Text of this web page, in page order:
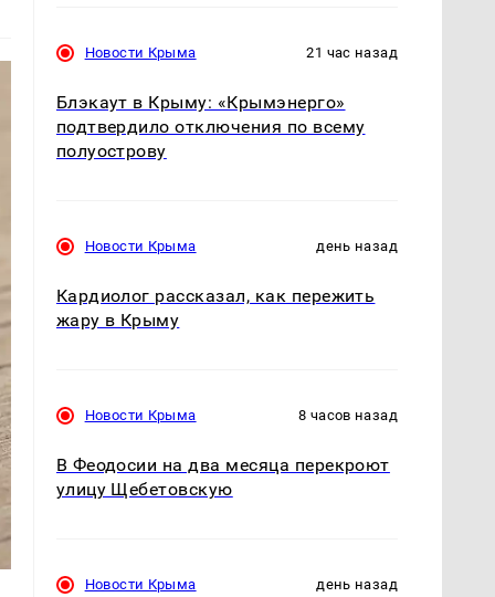
Новости Крыма 21 час назад
Блэкаут в Крыму: «Крымэнерго»
подтвердило отключения по всему
полуострову
Новости Крыма день назад
Кардиолог рассказал, как пережить
жару в Крыму
Новости Крыма 8 часов назад
В Феодосии на два месяца перекроют
улицу Щебетовскую
Новости Крыма день назад